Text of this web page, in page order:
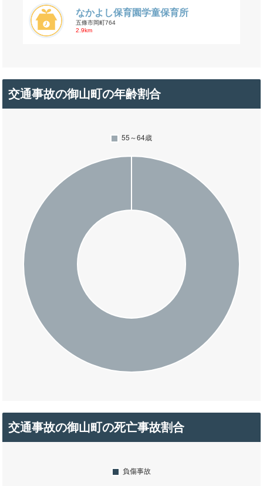
なかよし保育園学童保育所
五條市岡町764
2.9km
交通事故の御山町の年齢割合
交通事故の御山町の死亡事故割合